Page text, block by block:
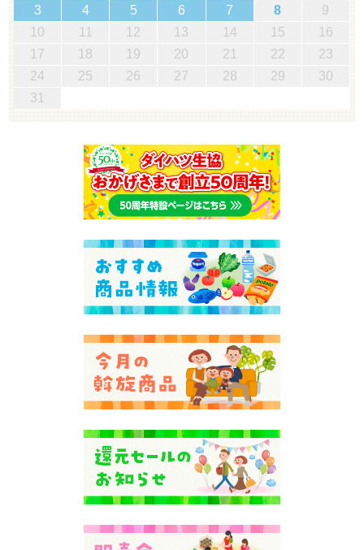
3
4 5 6 7 8
9
10
11 12 13 14 15
16
17
18 19 20 21 22
23
24
25 26 27 28 29
30
31